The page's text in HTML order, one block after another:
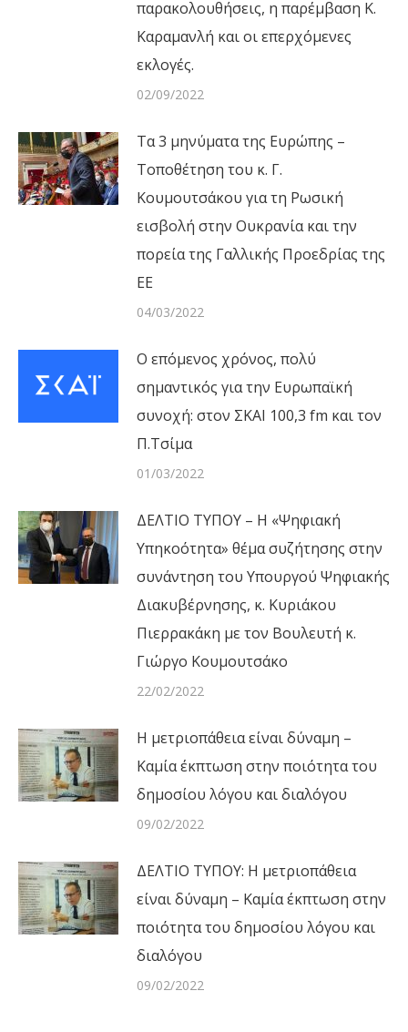
παρακολουθήσεις, η παρέμβαση Κ.
Καραμανλή και οι επερχόμενες
εκλογές.
02/09/2022
Τα 3 μηνύματα της Ευρώπης –
Τοποθέτηση του κ. Γ.
Κουμουτσάκου για τη Ρωσική
εισβολή στην Ουκρανία και την
πορεία της Γαλλικής Προεδρίας της
ΕΕ
04/03/2022
Ο επόμενος χρόνος, πολύ
σημαντικός για την Ευρωπαϊκή
συνοχή: στον ΣΚΑΙ 100,3 fm και τον
Π.Τσίμα
01/03/2022
ΔΕΛΤΙΟ ΤΥΠΟΥ – Η «Ψηφιακή
Υπηκοότητα» θέμα συζήτησης στην
συνάντηση του Υπουργού Ψηφιακής
Διακυβέρνησης, κ. Κυριάκου
Πιερρακάκη με τον Βουλευτή κ.
Γιώργο Κουμουτσάκο
22/02/2022
Η μετριοπάθεια είναι δύναμη –
Καμία έκπτωση στην ποιότητα του
δημοσίου λόγου και διαλόγου
09/02/2022
ΔΕΛΤΙΟ ΤΥΠΟΥ: Η μετριοπάθεια
είναι δύναμη – Καμία έκπτωση στην
ποιότητα του δημοσίου λόγου και
διαλόγου
09/02/2022